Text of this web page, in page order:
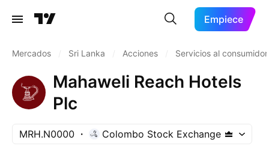
Empiece
Mercados Sri Lanka Acciones Servicios al consumidor
Mahaweli Reach Hotels
Plc
MRH.N0000 Colombo Stock Exchange